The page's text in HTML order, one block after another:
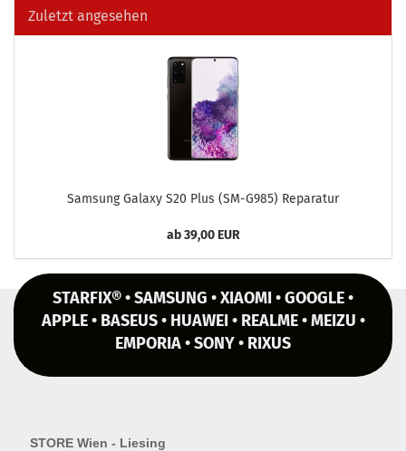
Zuletzt angesehen
Sam­sung Ga­la­xy S20 Plus (SM-​G985) Re­pa­ra­tur
ab 39,00 EUR
STARFIX® • SAMSUNG • XIAOMI • GOOGLE •
APPLE • BASEUS • HUAWEI • REALME • MEIZU •
EMPORIA • SONY • RIXUS
STORE Wien - Liesing